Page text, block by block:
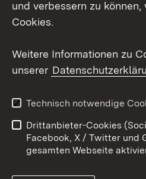
Barrierefreiheit
Impressum
und verbessern zu
Cookies.
Weitere Informationen zu
unserer
Technisch notwendige
Drittanbieter-Cookies
Facebook, X / Twitter und
gesamten Webseite